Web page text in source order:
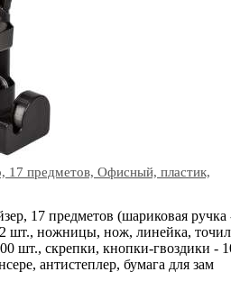
17 предметов, Офисный, пластик,
17 предметов (шариковая ручка
шт., ножницы, нож, линейка,
шт., скрепки, кнопки-гвоздики -
антистеплер, бумага для зам